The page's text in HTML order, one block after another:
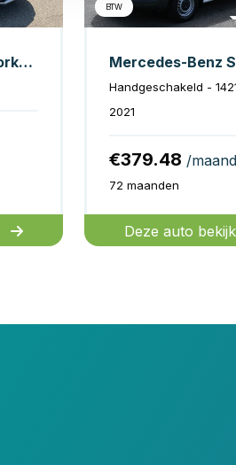
Toyota e-ProAce Worker Bestelbus 230 km WLTP Adapt.Cruise/ Standkachel/ Stuurverw./ Carplay/ Airco/ Camera/ PDC
BTW
Mercedes-Benz
Handgeschakeld -
2021
€379.48 /maand
72 maanden
Deze auto